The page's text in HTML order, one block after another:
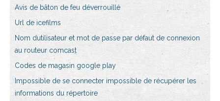
Avis de bâton de feu déverrouillé
Url de icefilms
Nom dutilisateur et mot de passe par défaut de connexion
au routeur comcast
Codes de magasin google play
Impossible de se connecter impossible de récupérer les
informations du répertoire